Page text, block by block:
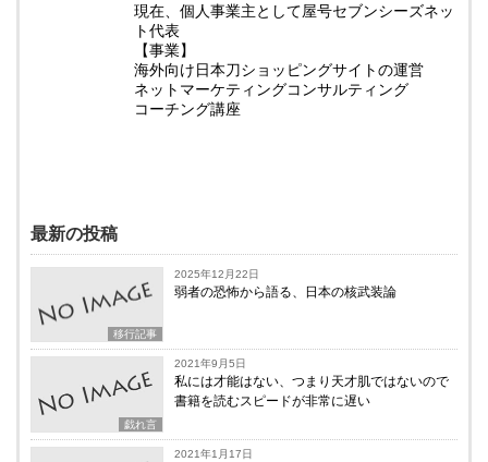
現在、個人事業主として屋号セブンシーズネッ
ト代表
【事業】
海外向け日本刀ショッピングサイトの運営
ネットマーケティングコンサルティング
コーチング講座
最新の投稿
移行記事
2025年12月22日
弱者の恐怖から語る、日本の核武装論
戯れ言
2021年9月5日
私には才能はない、つまり天才肌ではないので
書籍を読むスピードが非常に遅い
2021年1月17日